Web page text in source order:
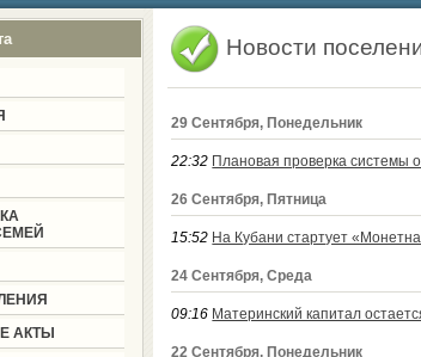
АКТЫ
Новости
29 Сентября, Понедельник
22:32 Плановая проверка системы
26 Сентября, Пятница
15:52 На Кубани стартует
24 Сентября, Среда
09:16 Материнский капитал
22 Сентября, Понедельник